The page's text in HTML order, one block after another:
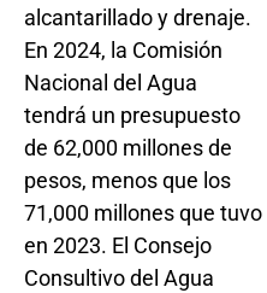
alcantarillado y drenaje.
En 2024, la Comisión
Nacional del Agua
tendrá un presupuesto
de 62,000 millones de
pesos, menos que los
71,000 millones que tuvo
en 2023. El Consejo
Consultivo del Agua